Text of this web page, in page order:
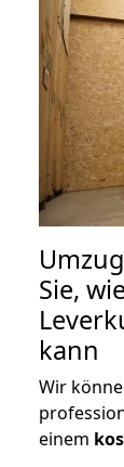
Sie,
kann
Wir
einem